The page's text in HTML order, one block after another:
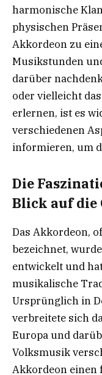
harmonische
physischen
Akkordeon zu
Musikstunden
darüber
oder vielleicht
erlernen, ist es
verschiedenen
informieren, um
Die
Blick auf die
Das Akkordeon,
bezeichnet,
entwickelt und
musikalische
Ursprünglich in
verbreitete sich
Europa und
Volksmusik
Akkordeon einen